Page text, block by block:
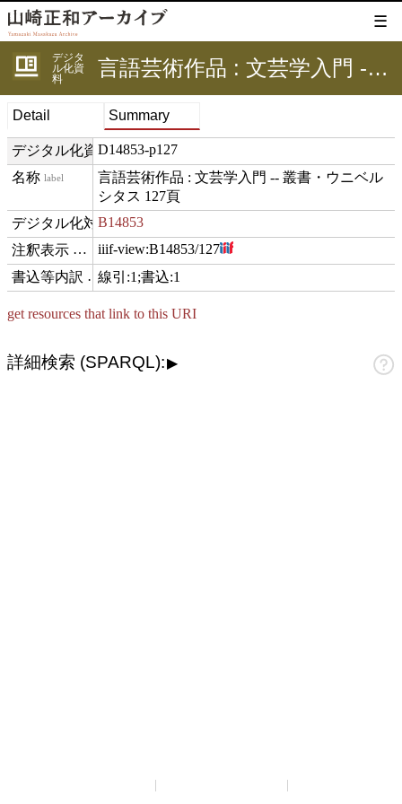
☰
デジタ
ル化資
料
言語芸術作品 : 文芸学入門 -- 叢書・ウニベルシタス 127頁
Detail Summary
デジタル化資料IDD14853-p127
label
言語芸術作品 : 文芸学入門 -- 叢書・ウニベル
シタス 127頁
digitizedFor
B14853
hasViewiiif-view:B14853/127
comment
線引:1;書込:1
get resources that link to this URI
詳細検索 (SPARQL):▶